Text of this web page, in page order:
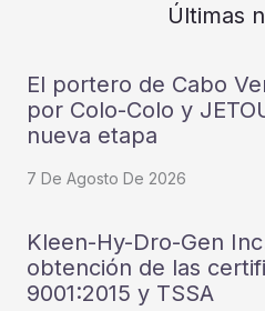
Últimas
El portero de Cabo
por Colo-Colo y
nueva etapa
7 De Agosto De 2026
Kleen-Hy-Dro-Gen
obtención de las
9001:2015 y TSSA